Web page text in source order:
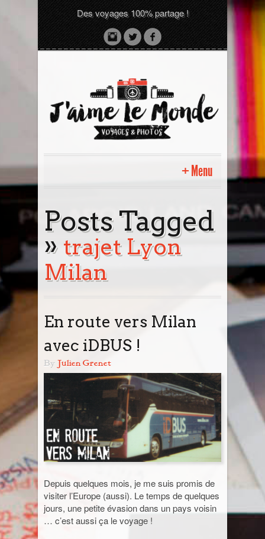
Des voyages 100% partage !
Menu
Accueil
Sri Lanka avec moi
Tout savoir
Prochain départ avec moi
Road Book : Voyage en liberté
Road Book : Devis
Blog
Europe
Angleterre
Allemagne
Belgique
Catalogne
Italie
Suisse
Cambodge
Canada
Nouveau Brunswick
Yukon
Cap-Vert
Chine
Guatemala
Inde
Photos & Infos en vrac
Des Polas & des Mains !
Infos en vrac
Ça parle de photo
Ma galerie photo vintage
Posts Tagged
» trajet Lyon
Milan
En route vers Milan
avec iDBUS !
By Julien Grenet
Depuis quelques mois, je me suis promis de
visiter l’Europe (aussi). Le temps de quelques
jours, une petite évasion dans un pays voisin
… c’est aussi ça le voyage !